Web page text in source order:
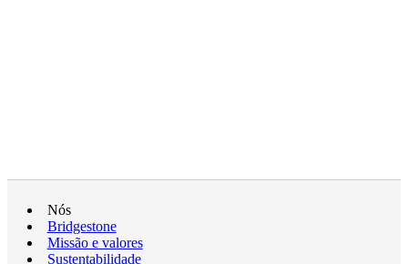
Nós
Bridgestone
Missão e valores
Sustentabilidade